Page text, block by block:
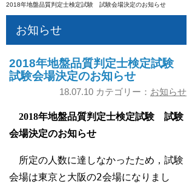
2018年地盤品質判定士検定試験 試験会場決定のお知らせ
お知らせ
2018年地盤品質判定士検定試験
試験会場決定のお知らせ
18.07.10 カテゴリー： お知らせ
2018年地盤品質判定士検定試験 試験
会場決定のお知らせ
所定の人数に達しなかったため，試験
会場は東京と大阪の2会場になりまし